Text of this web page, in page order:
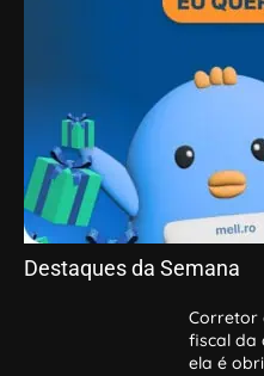
Destaques da Semana
Corretor
fiscal da
ela é